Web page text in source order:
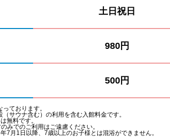
土日祝日
980円
500円
ております。
サウナ含む）の利用を含む入館料金です。
無料です。
みでのご利用はご遠慮ください。
7月1日以降、7歳以上のお子様とは混浴ができません。